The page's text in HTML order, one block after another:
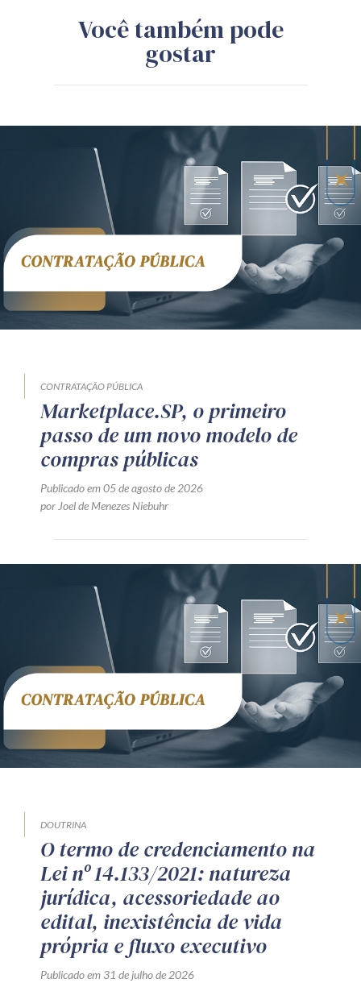
Você também pode
gostar
CONTRATAÇÃO PÚBLICA
Marketplace.SP, o primeiro
passo de um novo modelo de
compras públicas
Publicado em 05 de agosto de 2026
por Joel de Menezes Niebuhr
DOUTRINA
O termo de credenciamento na
Lei nº 14.133/2021: natureza
jurídica, acessoriedade ao
edital, inexistência de vida
própria e fluxo executivo
Publicado em 31 de julho de 2026